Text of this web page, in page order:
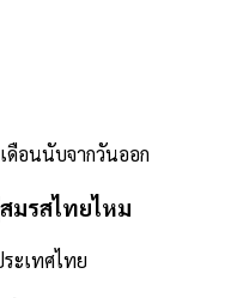
ดือนนับจากวันออก
มรสไทยไหม
ะเทศไทย